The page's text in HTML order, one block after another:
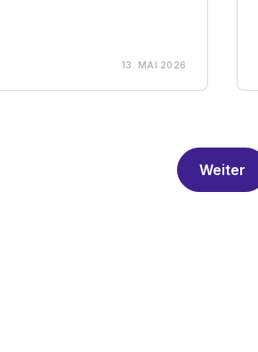
13. MAI 2026
Weiter